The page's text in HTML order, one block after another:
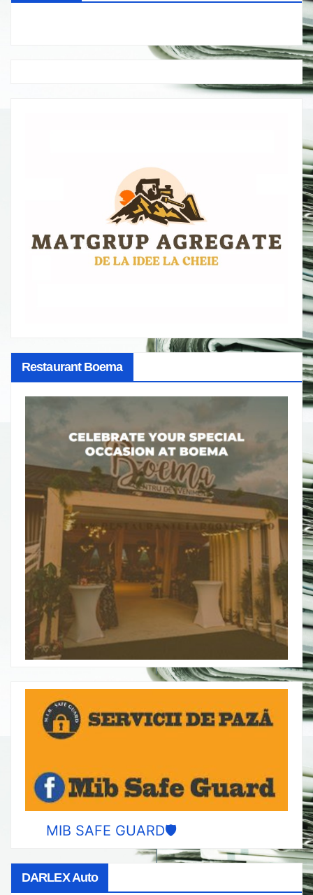
Restaurant Boema
MIB SAFE GUARD🛡️
DARLEX Auto